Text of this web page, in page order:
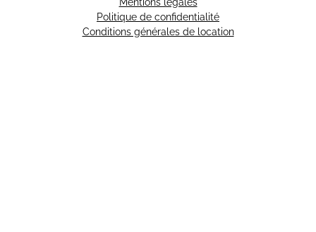
Politique de confidentialité
Conditions générales de location